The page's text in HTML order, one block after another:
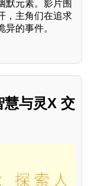
默元素。影片围
，主角们在追求
的事件。
慧与灵X 交